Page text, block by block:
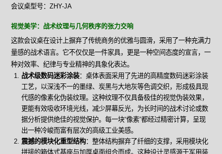
会议桌型号：ZHY-JA
视觉美学：战术纹理与几何秩序的张力交响
这款会议桌在设计上摒弃了传统商务的优雅与圆滑，采用了一种充满力
量感的战术语言。它不仅仅是一件家具，更是一种空间态度的宣言，一
种对效率、纪律与专业精神的具象化表达。
战术级数码迷彩涂装：桌体表面采用了先进的高精度数码迷彩涂装
工艺，以深浅不一的墨绿、炭黑与大地灰等色调交织，形成极具现
代感的像素化伪装纹理。这种纹理不仅具备极佳的视觉伪装效果，
更能有效吸收环境光线，减少屏幕反光，为长时间的战术讨论或数
据分析提供绝佳的视觉保护。每一块“像素”都经过精密计算，呈现
出一种冷峻而富有层次的高级工业美感。
震撼的模块化重型结构：整体结构摒弃了纤细的支撑，采用模块化
拼接的箱体式基座与加厚桌面组合而成。这种设计灵感源于军用装